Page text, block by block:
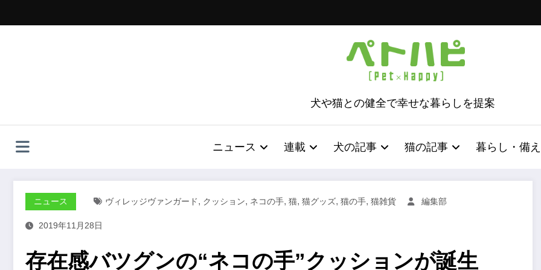
ッ
犬や猫との健全で幸せな暮らしを提案
ニュース 連載 犬の記事 猫の記事 暮らし・備え
ニュース ヴィレッジヴァンガード, クッション, ネコの手, 猫, 猫グッズ, 猫の手, 猫雑貨 編集部
2019年11月28日
存在感バツグンの“ネコの手”クッションが誕生